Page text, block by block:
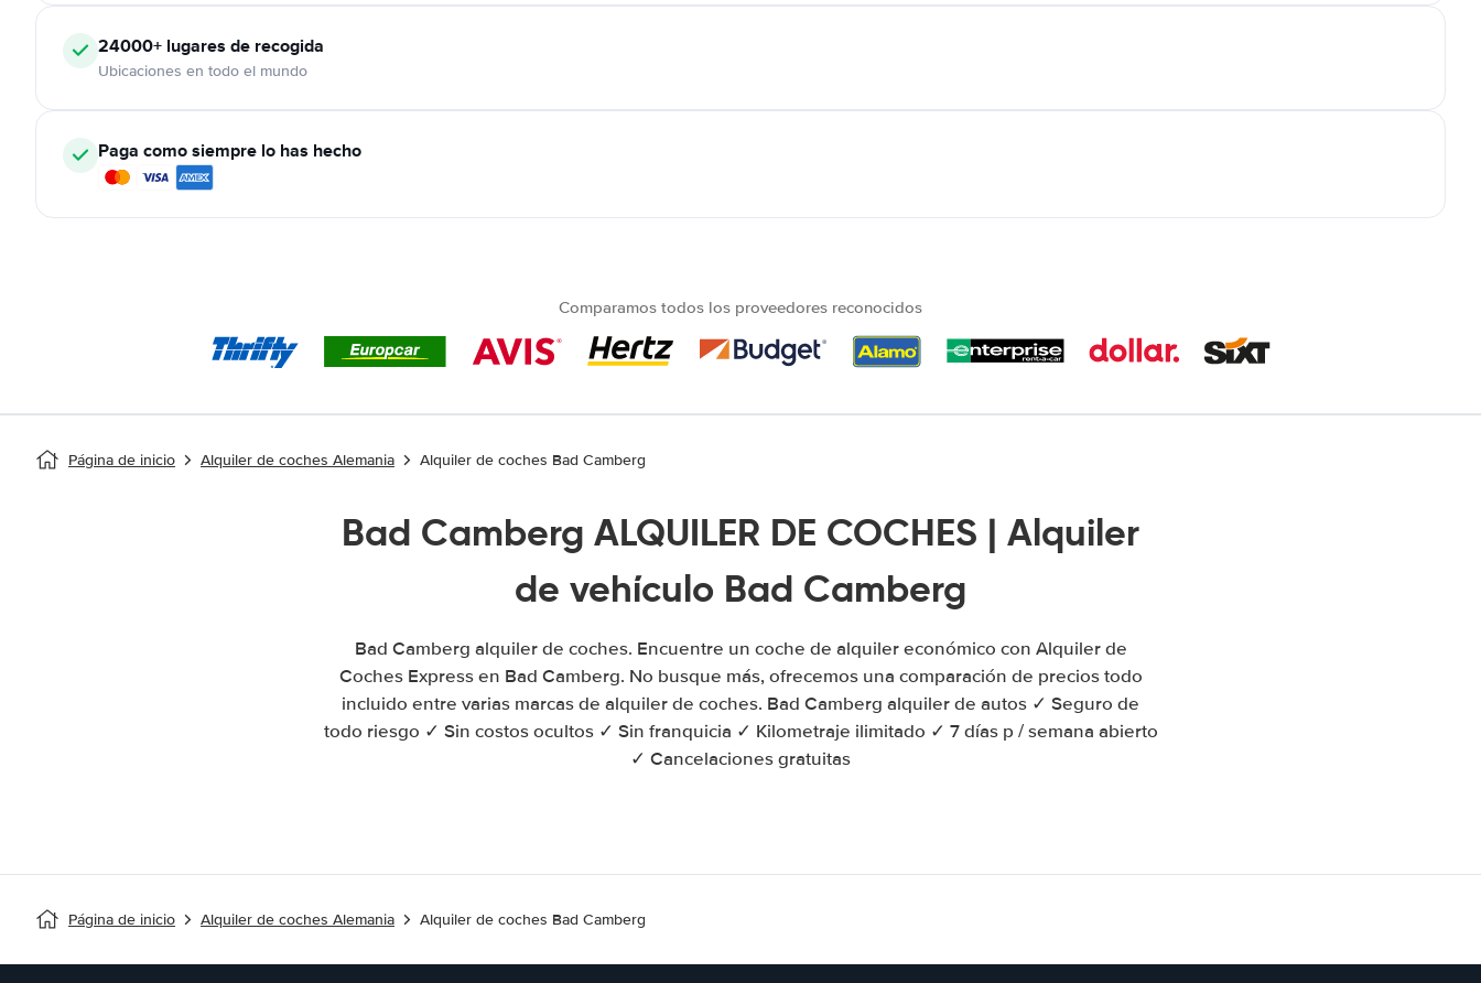
24000+ lugares de recogida
Ubicaciones en todo el mundo
Paga como siempre lo has hecho
Comparamos todos los proveedores reconocidos
Página de inicio Alquiler de coches Alemania Alquiler de coches Bad Camberg
Bad Camberg ALQUILER DE COCHES | Alquiler
de vehículo Bad Camberg
Bad Camberg alquiler de coches. Encuentre un coche de alquiler económico con Alquiler de
Coches Express en Bad Camberg. No busque más, ofrecemos una comparación de precios todo
incluido entre varias marcas de alquiler de coches. Bad Camberg alquiler de autos ✓ Seguro de
todo riesgo ✓ Sin costos ocultos ✓ Sin franquicia ✓ Kilometraje ilimitado ✓ 7 días p / semana abierto
✓ Cancelaciones gratuitas
Página de inicio Alquiler de coches Alemania Alquiler de coches Bad Camberg